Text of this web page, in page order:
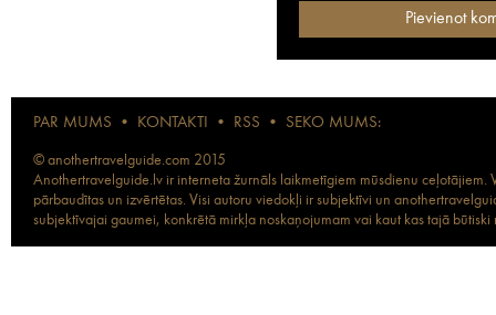
PAR MUMS • KONTAKTI • RSS • SEKO MUMS:
© anothertravelguide.com 2015
Anothertravelguide.lv ir interneta žurnāls laikmetīgiem mūsdienu
pārbaudītas un izvērtētas. Visi autoru viedokļi ir subjektīvi un
subjektīvajai gaumei, konkrētā mirkļa noskaņojumam vai kaut kas tajā